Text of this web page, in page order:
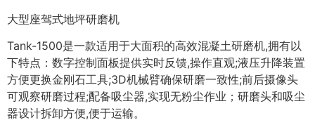
大型座驾式地坪研磨机
Tank-1500是一款适用于大面积的高效混凝土研磨机,拥有以
下特点：数字控制面板提供实时反馈,操作直观;液压升降装置
方便更换金刚石工具;3D机械臂确保研磨一致性;前后摄像头
可观察研磨过程;配备吸尘器,实现无粉尘作业；研磨头和吸尘
器设计拆卸方便,便于运输。